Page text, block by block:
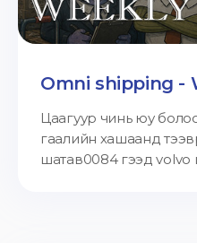
Omni shipping -
Цаагуур чинь юу
гаалийн хашаанд
шатав0084 гээд volvo